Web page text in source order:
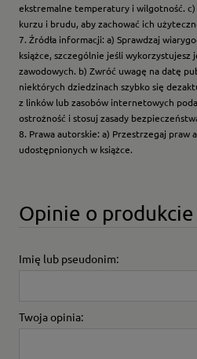
ekstremalne temperatury i wilgotność. c)
kurzu i brudu, aby zachować ich
7. Źródła informacji: a) Sprawdzaj
książce, szczególnie jeśli wykorzystujesz
zawodowych. b) Zwróć uwagę na datę
niektórych dziedzinach szybko się
z linków lub zasobów internetowych
ostrożność i stosuj zasady
8. Prawa autorskie: a) Przestrzegaj praw
udostępnionych w książce.
Opinie o produkcie
Imię lub pseudonim:
Twoja opinia: